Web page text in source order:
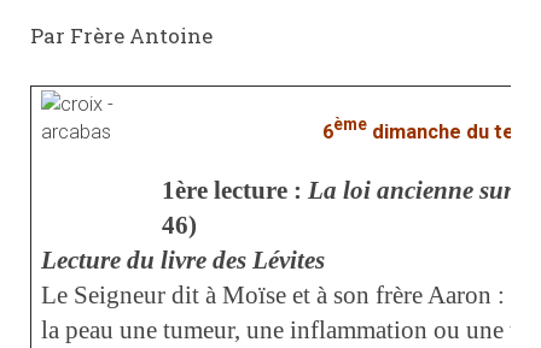
Par Frère Antoine
6ème dimanche du
1ère lecture : La loi ancienne sur
46)
Lecture du livre des Lévites
Le Seigneur dit à Moïse et à son frère Aaron : «
la peau une tumeur, une inflammation ou une